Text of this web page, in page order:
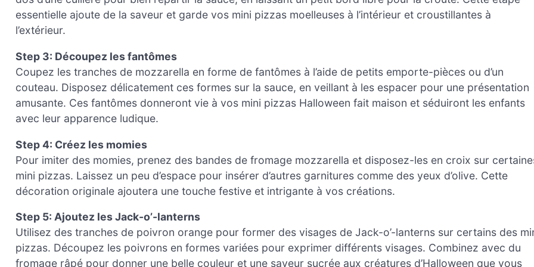
essentielle ajoute de la saveur et garde vos mini pizzas moelleuses à l’intérieur et croustillantes à
l’extérieur.
Step 3: Découpez les fantômes
Coupez les tranches de mozzarella en forme de fantômes à l’aide de petits emporte-pièces ou d’un
couteau. Disposez délicatement ces formes sur la sauce, en veillant à les espacer pour une présentation
amusante. Ces fantômes donneront vie à vos mini pizzas Halloween fait maison et séduiront les enfants
avec leur apparence ludique.
Step 4: Créez les momies
Pour imiter des momies, prenez des bandes de fromage mozzarella et disposez-les en croix sur
mini pizzas. Laissez un peu d’espace pour insérer d’autres garnitures comme des yeux d’olive. Cette
décoration originale ajoutera une touche festive et intrigante à vos créations.
Step 5: Ajoutez les Jack-o’-lanterns
Utilisez des tranches de poivron orange pour former des visages de Jack-o’-lanterns sur certains des
pizzas. Découpez les poivrons en formes variées pour exprimer différents visages. Combinez avec du
fromage râpé pour donner une belle couleur et une saveur sucrée aux créatures d’Halloween que vous